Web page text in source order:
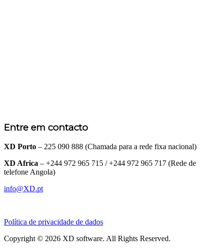
Entre em contacto
XD Porto – 225 090 888 (Chamada para a rede fixa nacional)
XD Africa – +244 972 965 715 / +244 972 965 717 (Rede de
telefone Angola)
info@XD.pt
Política de privacidade de dados
Copyright © 2026 XD software. All Rights Reserved.